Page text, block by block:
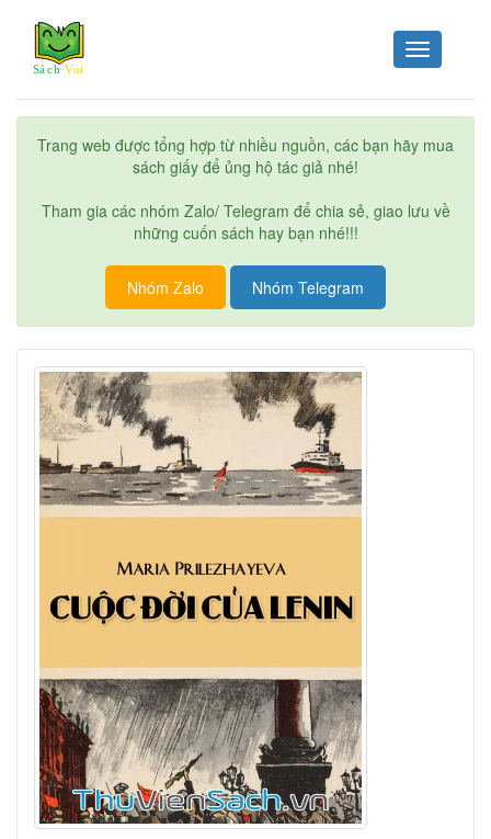
Toggle
navigation
Trang web được tổng hợp từ nhiều nguồn, các bạn hãy mua
sách giấy để ủng hộ tác giả nhé!
Tham gia các nhóm Zalo/ Telegram để chia sẻ, giao lưu về
những cuốn sách hay bạn nhé!!!
Nhóm Zalo Nhóm Telegram